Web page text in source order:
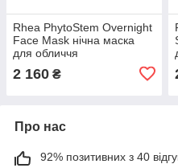
Rhea PhytoStem Overnight
Face Mask нічна маска
для обличчя
2 160 ₴
Про нас
92% позитивних з 40